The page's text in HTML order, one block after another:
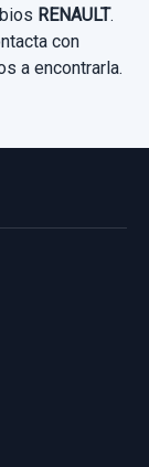
RENAULT.
con
a encontrarla.